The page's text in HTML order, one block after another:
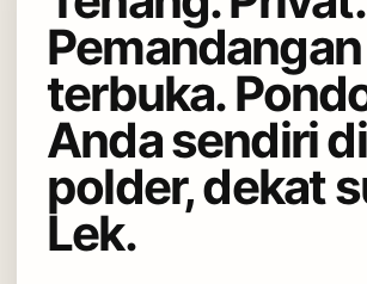
Pemandangan
terbuka.
Anda sendiri di
polder, dekat
Lek.